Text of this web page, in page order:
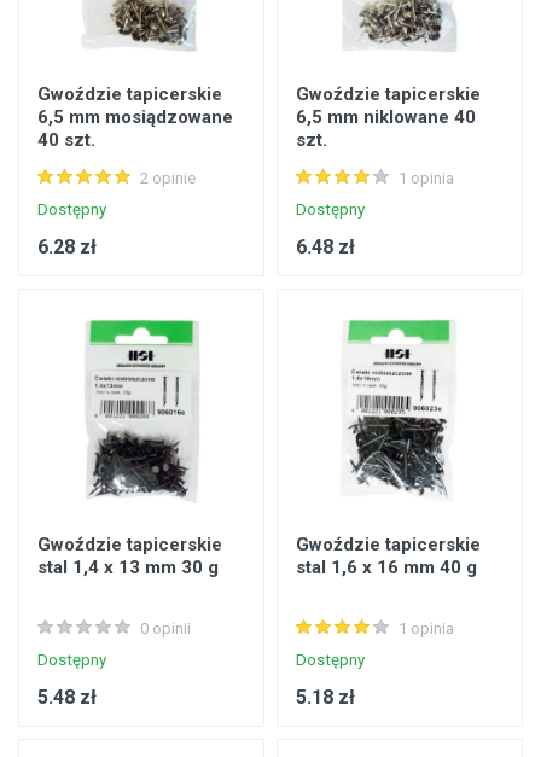
Gwoździe tapicerskie
6,5 mm mosiądzowane
40 szt.
2 opinie
Dostępny
6.28 zł
Gwoździe tapicerskie
6,5 mm niklowane 40
szt.
1 opinia
Dostępny
6.48 zł
Gwoździe tapicerskie
stal 1,4 x 13 mm 30 g
0 opinii
Dostępny
5.48 zł
Gwoździe tapicerskie
stal 1,6 x 16 mm 40 g
1 opinia
Dostępny
5.18 zł